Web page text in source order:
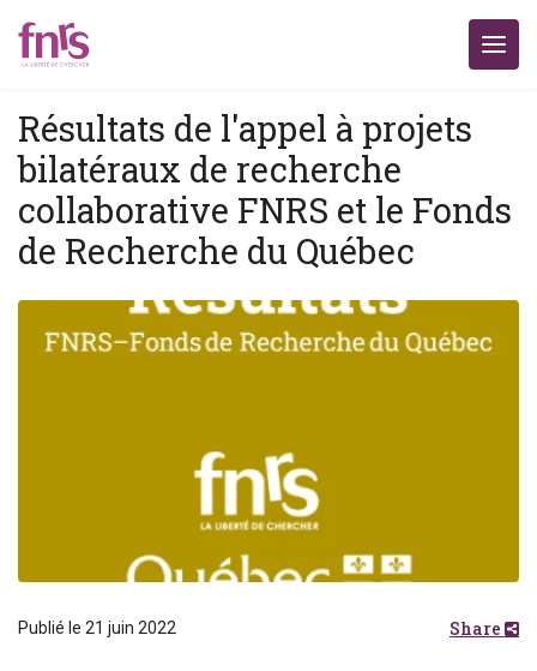
Résultats de l'appel à projets
bilatéraux de recherche
collaborative FNRS et le Fonds
de Recherche du Québec
Publié le 21 juin 2022 Share